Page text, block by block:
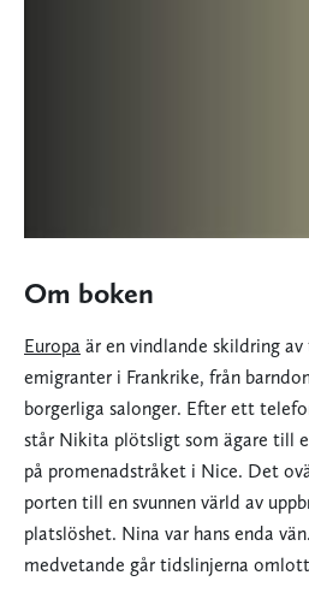
Om boken
Europa är en vindlande skildring
emigranter i Frankrike, från
borgerliga salonger. Efter ett
står Nikita plötsligt som ägare till
på promenadstråket i Nice. Det
porten till en svunnen värld av
platslöshet. Nina var hans enda
medvetande går tidslinjerna